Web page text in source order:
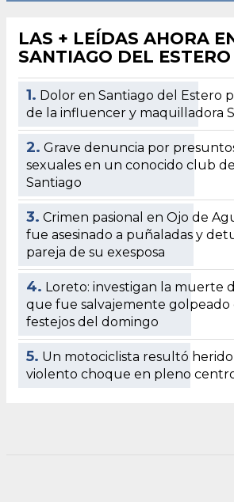
LAS + LEÍDAS AHORA
SANTIAGO DEL ESTERO
1. Dolor en Santiago del Estero
de la influencer y maquilladora
2. Grave denuncia por
sexuales en un conocido club
Santiago
3. Crimen pasional en Ojo de
fue asesinado a puñaladas y
pareja de su exesposa
4. Loreto: investigan la muerte
que fue salvajemente golpeado
festejos del domingo
5. Un motociclista resultó
violento choque en pleno